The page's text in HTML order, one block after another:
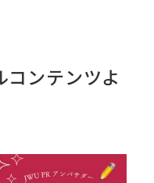
コンテンツよ